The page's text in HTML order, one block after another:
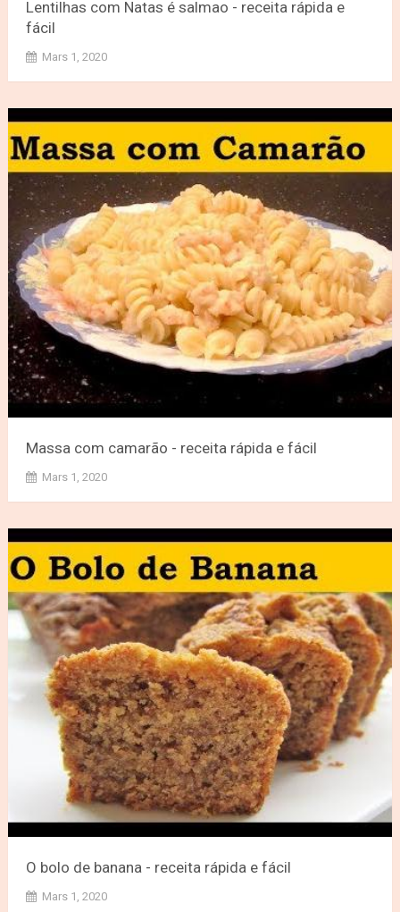
Lentilhas com Natas é salmao - receita rápida e
fácil
Mars 1, 2020
Massa com camarão - receita rápida e fácil
Mars 1, 2020
O bolo de banana - receita rápida e fácil
Mars 1, 2020